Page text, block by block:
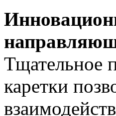
Тщательное
каретки